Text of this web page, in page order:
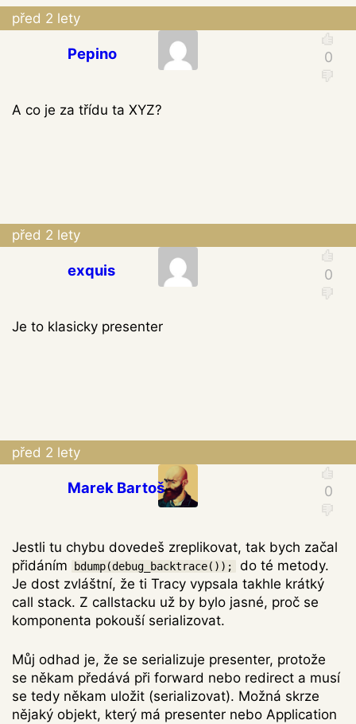
před 2 lety
Pepino
A co je za třídu ta XYZ?
před 2 lety
exquis
Je to klasicky presenter
před 2 lety
Marek Bartoš
Jestli tu chybu dovedeš zreplikovat, tak bych začal
přidáním
bdump(debug_backtrace());
do té metody.
Je dost zvláštní, že ti Tracy vypsala takhle krátký
call stack. Z callstacku už by bylo jasné, proč se
komponenta pokouší serializovat.
Můj odhad je, že se serializuje presenter, protože
se někam předává při forward nebo redirect a musí
se tedy někam uložit (serializovat). Možná skrze
nějaký objekt, který má presenter nebo Application